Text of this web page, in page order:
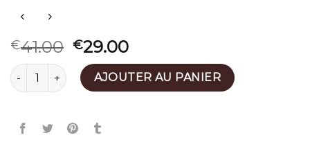
€41.00 €29.00
quantité de sac blancAJOUTER AU PANIER